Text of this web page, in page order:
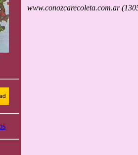
www.conozcarecoleta.com.ar